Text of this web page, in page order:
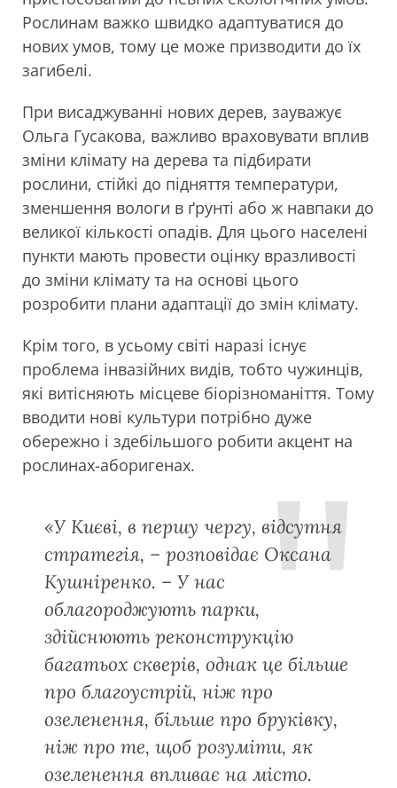
Рослинам важко швидко адаптуватися до
нових умов, тому це може призводити до їх
загибелі.
При висаджуванні нових дерев, зауважує
Ольга Гусакова, важливо враховувати вплив
зміни клімату на дерева та підбирати
рослини, стійкі до підняття температури,
зменшення вологи в ґрунті або ж навпаки до
великої кількості опадів. Для цього населені
пункти мають провести оцінку вразливості
до зміни клімату та на основі цього
розробити плани адаптації до змін клімату.
Крім того, в усьому світі наразі існує
проблема інвазійних видів, тобто чужинців,
які витісняють місцеве біорізноманіття. Тому
вводити нові культури потрібно дуже
обережно і здебільшого робити акцент на
рослинах-аборигенах.
«У Києві, в першу чергу, відсутня
стратегія, – розповідає Оксана
Кушніренко. – У нас
облагороджують парки,
здійснюють реконструкцію
багатьох скверів, однак це більше
про благоустрій, ніж про
озеленення, більше про бруківку,
ніж про те, щоб розуміти, як
озеленення впливає на місто.